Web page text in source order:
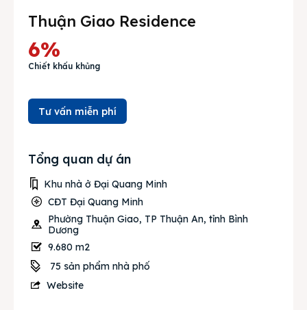
Liên hệ
Thuận Giao Residence
6%
Chiết khấu khủng
Tư vấn miễn phí
Tổng quan dự án
Khu nhà ở Đại Quang Minh
CĐT Đại Quang Minh
Phường Thuận Giao, TP Thuận An, tỉnh Bình
Dương
9.680 m2
75 sản phẩm nhà phố
Website